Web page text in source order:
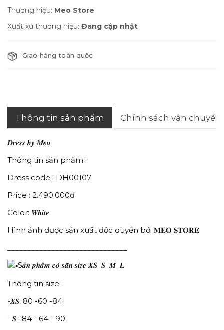
Thương hiệu: Meo Store
Xuất xứ thương hiệu: Đang cập nhật
Giao hàng toàn quốc
Thông tin sản phẩm Chính sách vận chuyển
𝑫𝒓𝒆𝒔𝒔 𝒃𝒚 𝑴𝒆𝒐
Thông tin sản phẩm :
Dress code : DH00107
Price : 2.490.000đ
Color: 𝑾𝒉𝒊𝒕𝒆
Hình ảnh được sản xuất độc quyền bởi 𝐌𝐄𝐎 𝐒𝐓𝐎𝐑𝐄
S𝒂̉𝒏 𝒑𝒉𝒂̂̉𝒎 𝒄𝒐́ 𝒔𝒂̆̃𝒏 𝒔𝒊𝒛𝒆 𝑿𝑺_𝑺_𝑴_𝑳
Thông tin size :
-𝑿𝑺: 80 -60 -84
- 𝑺 : 84 - 64 - 90